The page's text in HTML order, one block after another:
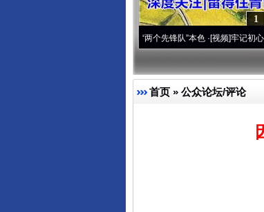
1
永葆“两个先锋队”本色·[视频]牢记初心使命 奋进
首页 » 公众论坛/评论